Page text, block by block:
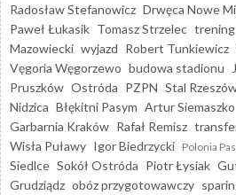
Radosław Stefanowicz Drwęca Nowe
Paweł Łukasik Tomasz Strzelec trening
Mazowiecki wyjazd Robert Tunkiewicz
Vęgoria Węgorzewo budowa stadionu
Pruszków Ostróda PZPN Stal
Nidzica Błękitni Pasym Artur Siemaszko
Garbarnia Kraków Rafał Remisz
Wisła Puławy Igor Biedrzycki Polonia
Siedlce Sokół Ostróda Piotr Łysiak
Grudziądz obóz przygotowawczy